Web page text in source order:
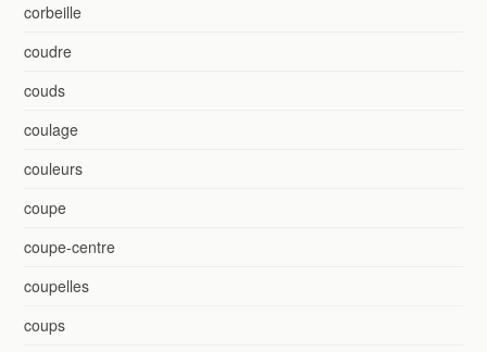
corbeille
coudre
couds
coulage
couleurs
coupe
coupe-centre
coupelles
coups